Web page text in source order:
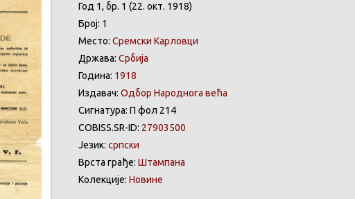
Год 1, бр. 1 (22. окт. 1918)
Број: 1
Место: Сремски Карловци
Држава: Србија
Година: 1918
Издавач: Одбор Народнога већа
Сигнатура: П фол 214
COBISS.SR-ID: 27903500
Језик: српски
Врста грађе: Штампана
Колекције: Новине